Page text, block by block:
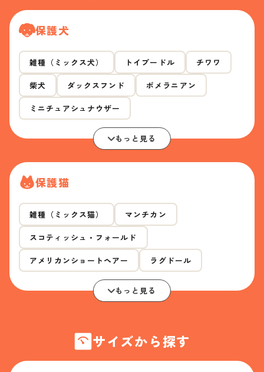
保護犬
雑種（ミックス犬） トイプードル チワワ
柴犬 ダックスフンド ポメラニアン
ミニチュアシュナウザー
もっと見る
保護猫
雑種（ミックス猫） マンチカン
スコティッシュ・フォールド
アメリカンショートヘアー ラグドール
もっと見る
サイズから探す